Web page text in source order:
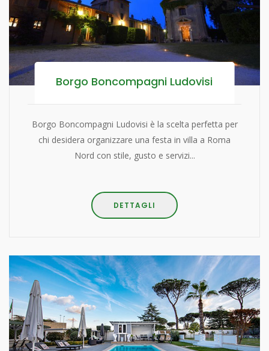
Borgo Boncompagni Ludovisi
Borgo Boncompagni Ludovisi è la scelta perfetta per
chi desidera organizzare una festa in villa a Roma
Nord con stile, gusto e servizi...
DETTAGLI